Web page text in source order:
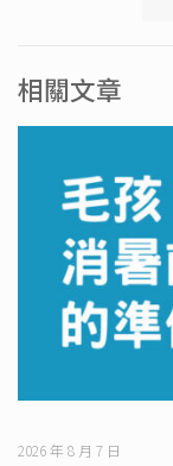
相關文章
2026 年 8 月 7 日